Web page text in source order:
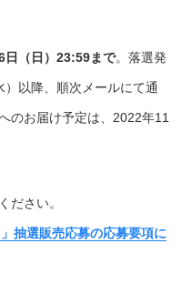
日（日）23:59まで。落選発
以降、順次メールにて通
のお届け予定は、2022年11
ださい。
抽選販売応募の応募要項に